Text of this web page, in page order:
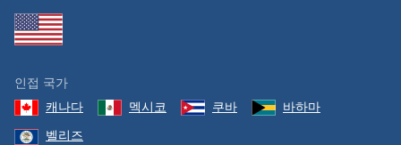
인접 국가
캐나다
멕시코 쿠바
바하마
벨리즈